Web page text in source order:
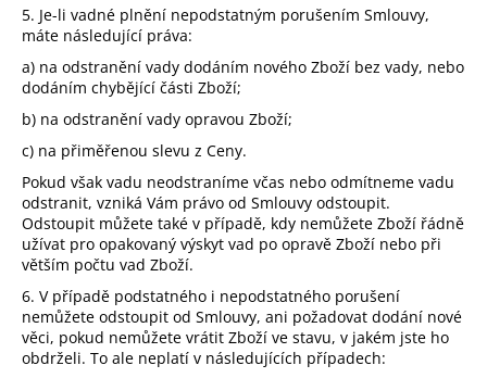
5. Je-li vadné plnění nepodstatným porušením Smlouvy,
máte následující práva:
a) na odstranění vady dodáním nového Zboží bez vady, nebo
dodáním chybějící části Zboží;
b) na odstranění vady opravou Zboží;
c) na přiměřenou slevu z Ceny.
Pokud však vadu neodstraníme včas nebo odmítneme vadu
odstranit, vzniká Vám právo od Smlouvy odstoupit.
Odstoupit můžete také v případě, kdy nemůžete Zboží řádně
užívat pro opakovaný výskyt vad po opravě Zboží nebo při
větším počtu vad Zboží.
6. V případě podstatného i nepodstatného porušení
nemůžete odstoupit od Smlouvy, ani požadovat dodání nové
věci, pokud nemůžete vrátit Zboží ve stavu, v jakém jste ho
obdrželi. To ale neplatí v následujících případech: